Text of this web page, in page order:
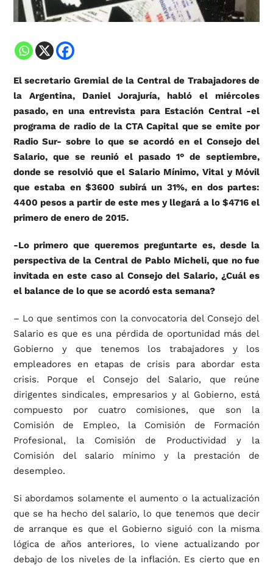
El secretario Gremial de la Central de Trabajadores de
la Argentina, Daniel Jorajuría, habló el miércoles
pasado, en una entrevista para Estación Central -el
programa de radio de la CTA Capital que se emite por
Radio Sur- sobre lo que se acordó en el Consejo del
Salario, que se reunió el pasado 1° de septiembre,
donde se resolvió que el Salario Mínimo, Vital y Móvil
que estaba en $3600 subirá un 31%, en dos partes:
4400 pesos a partir de este mes y llegará a lo $4716 el
primero de enero de 2015.
-Lo primero que queremos preguntarte es, desde la
perspectiva de la Central de Pablo Micheli, que no fue
invitada en este caso al Consejo del Salario, ¿Cuál es
el balance de lo que se acordó esta semana?
– Lo que sentimos con la convocatoria del Consejo del
Salario es que es una pérdida de oportunidad más del
Gobierno y que tenemos los trabajadores y los
empleadores en etapas de crisis para abordar esta
crisis. Porque el Consejo del Salario, que reúne
dirigentes sindicales, empresarios y al Gobierno, está
compuesto por cuatro comisiones, que son la
Comisión de Empleo, la Comisión de Formación
Profesional, la Comisión de Productividad y la
Comisión del salario mínimo y la prestación de
desempleo.
Si abordamos solamente el aumento o la actualización
que se ha hecho del salario, lo que tenemos que decir
de arranque es que el Gobierno siguió con la misma
lógica de años anteriores, lo viene actualizando por
debajo de los niveles de la inflación. Es cierto que en